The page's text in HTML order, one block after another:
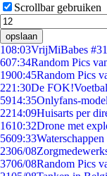
Scrollbar gebruiken
opslaan
108:03VrijMiBabes
607:34Random Pics
1900:45Random Pics
221:30De
5914:35Onlyfans-
2214:09Huisarts per
1610:32Drone met
5609:33
2306/08
3706/08Random Pics